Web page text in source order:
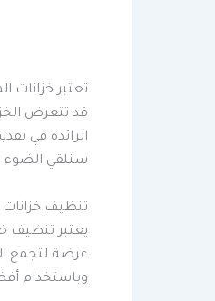
تعتبر خزانات
قد تتعرض
الرائدة في
سنلقي الضوء
تنظيف خزانات
يعتبر تنظيف
عرضة لتجمع
وباستخدام